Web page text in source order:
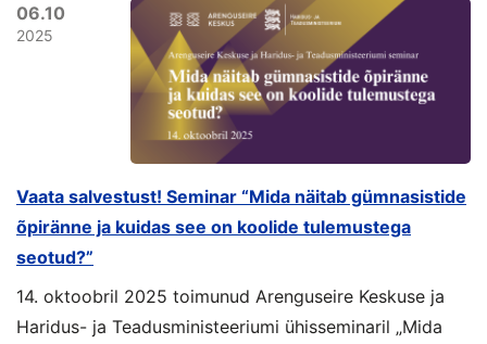
06.10
2025
Vaata salvestust! Seminar “Mida näitab gümnasistide
õpiränne ja kuidas see on koolide tulemustega
seotud?”
14. oktoobril 2025 toimunud Arenguseire Keskuse ja
Haridus- ja Teadusministeeriumi ühisseminaril „Mida